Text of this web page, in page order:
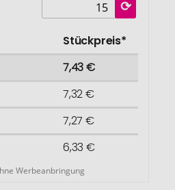
Stückpreis*
7,43 €
7,32 €
7,27 €
6,33 €
Werbeanbringung